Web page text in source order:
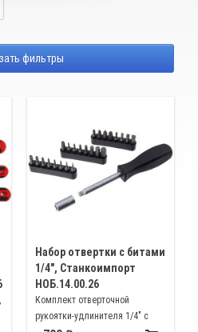
фильтры
Набор отвертки с битами
1/4", Станкоимпорт
НОБ.14.00.26
Комплект отверточной
рукоятки-удлинителя 1/4" с